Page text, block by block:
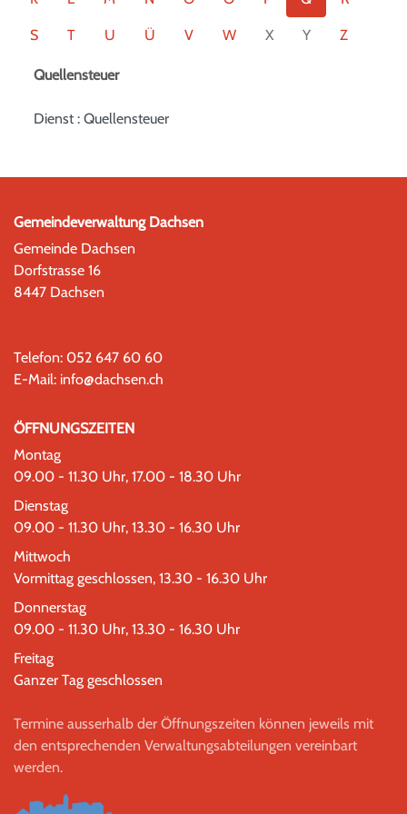
S T U Ü V W X Y Z
Quellensteuer
Dienst : Quellensteuer
Gemeindeverwaltung Dachsen
Gemeinde Dachsen
Dorfstrasse 16
8447 Dachsen
Telefon: 052 647 60 60
E-Mail: info@dachsen.ch
ÖFFNUNGSZEITEN
Montag
09.00 - 11.30 Uhr, 17.00 - 18.30 Uhr
Dienstag
09.00 - 11.30 Uhr, 13.30 - 16.30 Uhr
Mittwoch
Vormittag geschlossen, 13.30 - 16.30 Uhr
Donnerstag
09.00 - 11.30 Uhr, 13.30 - 16.30 Uhr
Freitag
Ganzer Tag geschlossen
Termine ausserhalb der Öffnungszeiten können jeweils mit
den entsprechenden Verwaltungsabteilungen vereinbart
werden.